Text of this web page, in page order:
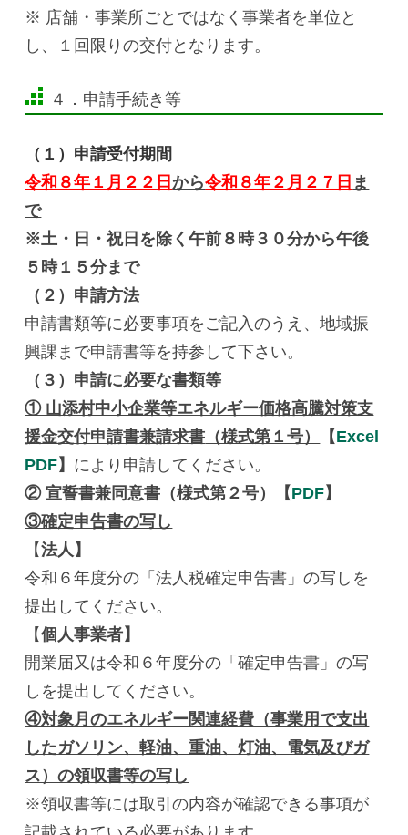
※ 店舗・事業所ごとではなく事業者を単位と
し、１回限りの交付となります。
４．申請手続き等
（１）申請受付期間
令和８年１月２２ 日から令和８年２月２７日 ま
で
※土・日・祝日を除く午前８時３０分から午後
５時１５分まで
（２）申請方法
申請書類等に必要事項をご記入のうえ、地域振
興課まで申請書等を持参して下さい。
（３）申請に必要な書類等
① 山添村中小企業等エネルギー価格高騰対策支
援金交付申請書兼請求書 （様式第１号） 【Excel
PDF】 により申請してください。
② 宣誓書兼同意書（様式第２号）
【PDF】
③確定申告書の写し
【法人】
令和６年度分の「法人税確定申告書」の写しを
提出してください。
【個人事業者】
開業届又は令和６年度分の「確定申告書」の写
しを提出してください。
④対象月のエネルギー関連経費（事業用で支出
したガソリン、軽油、重油、灯油、電気及びガ
ス）の領収書等の写し
※領収書等には取引の内容が確認できる事項が